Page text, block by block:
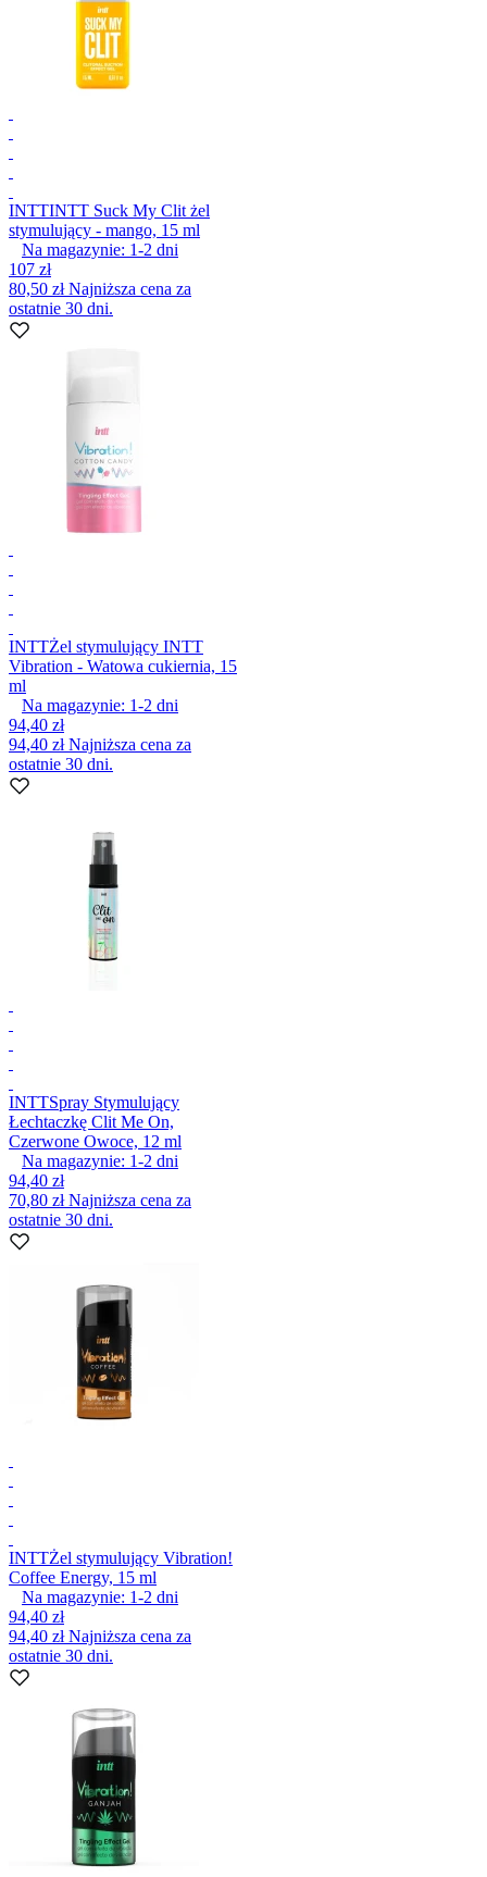
INTTINTT Suck My Clit żel
stymulujący - mango, 15 ml
Na magazynie: 1-2 dni
107 zł
80,50 złNajniższa cena za
ostatnie 30 dni.
INTTŻel stymulujący INTT
Vibration - Watowa cukiernia, 15
ml
Na magazynie: 1-2 dni
94,40 zł
94,40 złNajniższa cena za
ostatnie 30 dni.
INTTSpray Stymulujący
Łechtaczkę Clit Me On,
Czerwone Owoce, 12 ml
Na magazynie: 1-2 dni
94,40 zł
70,80 złNajniższa cena za
ostatnie 30 dni.
INTTŻel stymulujący Vibration!
Coffee Energy, 15 ml
Na magazynie: 1-2 dni
94,40 zł
94,40 złNajniższa cena za
ostatnie 30 dni.